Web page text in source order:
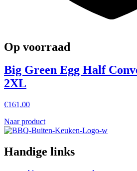
Op voorraad
Big Green Egg Half
2XL
€161,00
Naar product
Handige links